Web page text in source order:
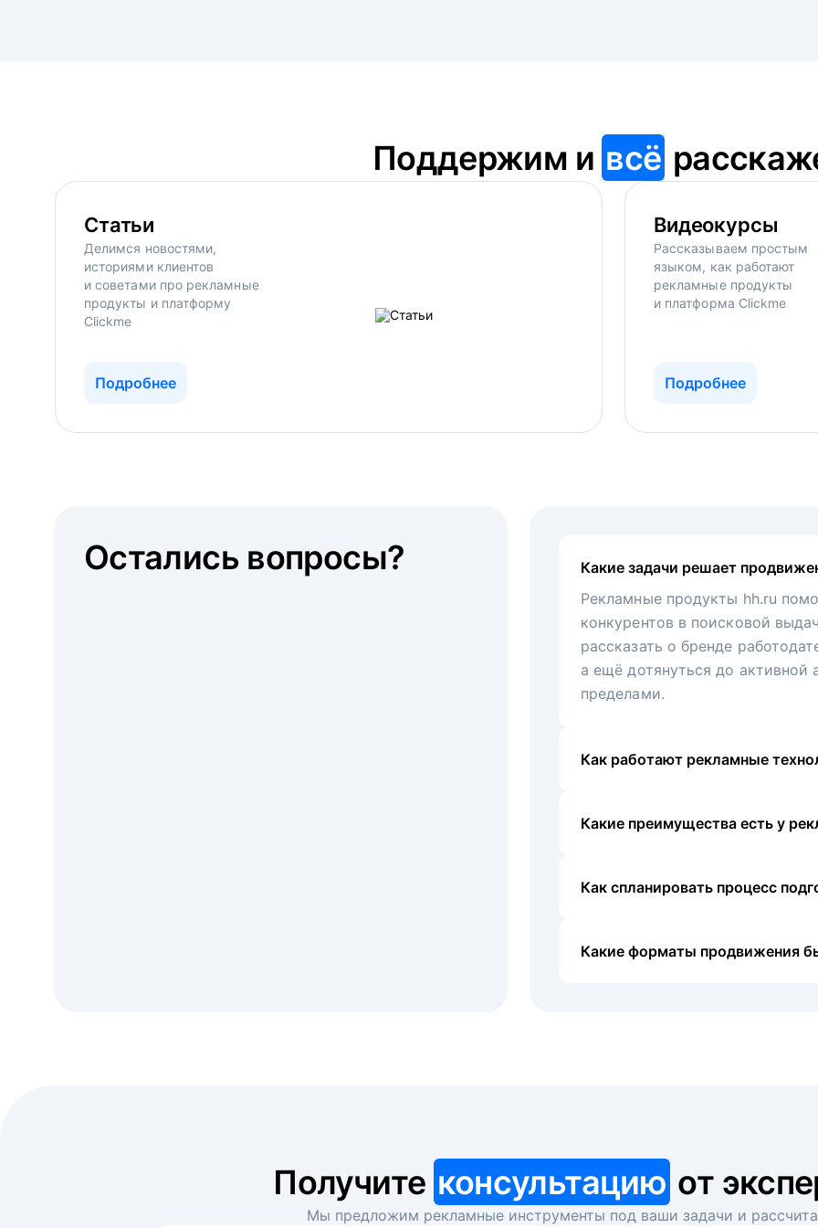
Поддержим и всё
Статьи
Делимся новостями,
историями клиентов
и советами про рекламные
продукты и платформу
Clickme
Подробнее
Видеокурсы
Рассказываем простым
языком, как работают
рекламные продукты
и платформа Clickme
Подробнее
Какие задачи решает
Рекламные продукты hh.ru
конкурентов в поисковой
рассказать о бренде
а ещё дотянуться до активной
пределами.
Как работают рекламные
Какие преимущества есть у
Как спланировать процесс
Какие форматы продвижения
Остались вопросы?
Получите консультацию от
Мы предложим рекламные инструменты под ваши задачи и